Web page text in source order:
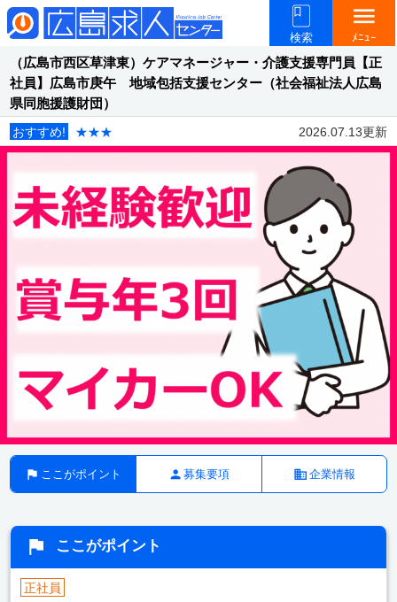
検索
menu
ﾒﾆｭｰ
（広島市西区草津東）ケアマネージャー・介護支援専門員【正
社員】広島市庚午 地域包括支援センター（社会福祉法人広島
県同胞援護財団）
おすすめ! ★★★ 2026.07.13更新
ここがポイント 募集要項 企業情報
ここがポイント
正社員